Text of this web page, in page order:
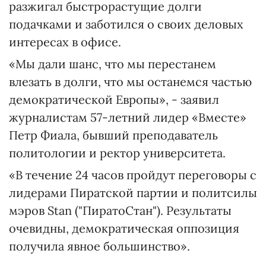
разжигал быстрорастущие долги
подачками и заботился о своих деловых
интересах в офисе.
«Мы дали шанс, что мы перестанем
влезать в долги, что мы останемся частью
демократической Европы», - заявил
журналистам 57-летний лидер «Вместе»
Петр Фиала, бывший преподаватель
политологии и ректор университета.
«В течение 24 часов пройдут переговоры с
лидерами Пиратской партии и политсилы
мэров Stan ("ПиратоСтан"). Результаты
очевидны, демократическая оппозиция
получила явное большинство».